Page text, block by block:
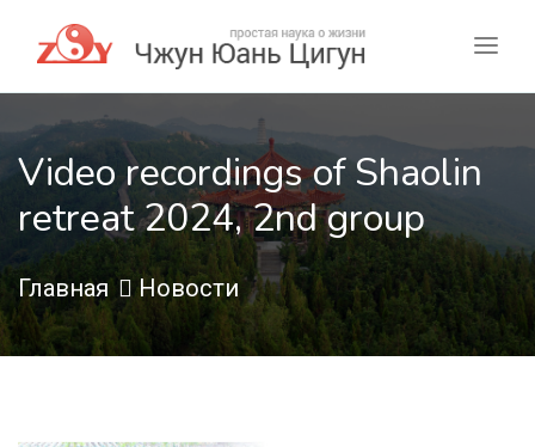
Video recordings of Shaolin
retreat 2024, 2nd group
Главная Новости